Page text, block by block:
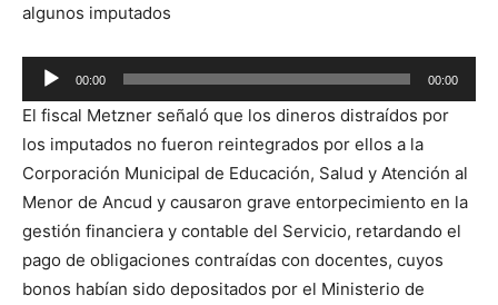
algunos imputados
Reproductor
de
audio
00:00 00:00
El fiscal Metzner señaló que los dineros distraídos por
los imputados no fueron reintegrados por ellos a la
Corporación Municipal de Educación, Salud y Atención al
Menor de Ancud y causaron grave entorpecimiento en la
gestión financiera y contable del Servicio, retardando el
pago de obligaciones contraídas con docentes, cuyos
bonos habían sido depositados por el Ministerio de